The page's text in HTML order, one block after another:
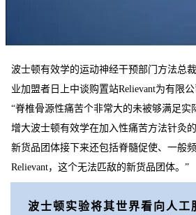
波士顿有效学的运动神经干预部门方法总裁
业加盟者日上中谈购置站Relievant为有限
“脊椎骨源性痛苦个非常大的未被够满足实
增大波士顿有效学在加入性痛苦方法针灸
新货品团体接下来还包括脊髓促使、一般频
Relievant，这个无法匹敌的新货品团体。”
波士顿实验将其世界看向人工